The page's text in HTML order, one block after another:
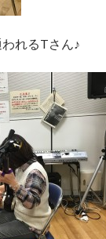
れるTさん♪